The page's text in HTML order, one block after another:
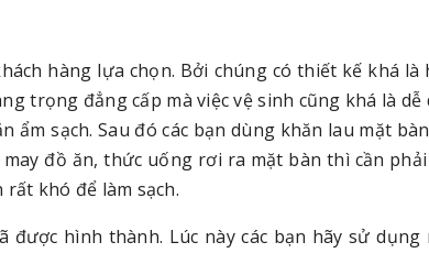
hàng lựa chọn. Bởi chúng có thiết kế khá là
trọng đẳng cấp mà việc vệ sinh cũng khá là dễ
ẩm sạch. Sau đó các bạn dùng khăn lau mặt
đồ ăn, thức uống rơi ra mặt bàn thì cần
khó để làm sạch.
hình thành. Lúc này các bạn hãy sử